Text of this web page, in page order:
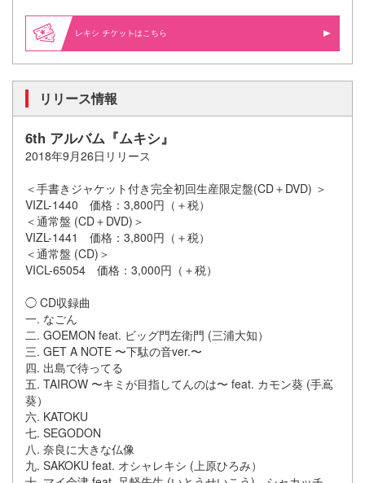
レキシ はこちら
リリース情報
6th アルバム『ムキシ』
2018年9月26日リリース
＜手書きジャケット付き完全初回生産限定盤(CD＋DVD) ＞
VIZL-1440 価格：3,800円（＋税）
＜通常盤 (CD＋DVD)＞
VIZL-1441 価格：3,800円（＋税）
＜通常盤 (CD)＞
VICL-65054 価格：3,000円（＋税）
◯ CD収録曲
一. なごん
二. GOEMON feat. ビッグ門左衛門 (三浦大知）
三. GET A NOTE 〜下駄の音ver.〜
四. 出島で待ってる
五. TAIROW 〜キミが目指してんのは〜 feat. カモン葵 (手嶌
葵）
六. KATOKU
七. SEGODON
八. 奈良に大きな仏像
九. SAKOKU feat. オシャレキシ (上原ひろみ）